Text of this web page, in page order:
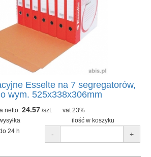
Esselte na 7 segregatorów,
wym. 525x338x306mm
netto: 24.57 /szt.
vat 23%
ilość w koszyku
24 h
- +